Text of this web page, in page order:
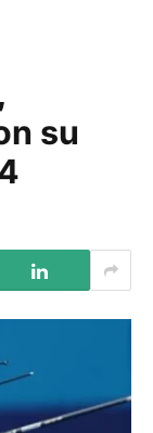
su